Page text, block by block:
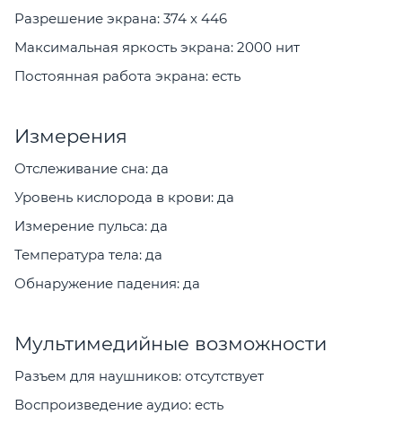
Разрешение экрана: 374 x 446
Максимальная яркость экрана: 2000 нит
Постоянная работа экрана: есть
Измерения
Отслеживание сна: да
Уровень кислорода в крови: да
Измерение пульса: да
Температура тела: да
Обнаружение падения: да
Мультимедийные возможности
Разъем для наушников: отсутствует
Воспроизведение аудио: есть